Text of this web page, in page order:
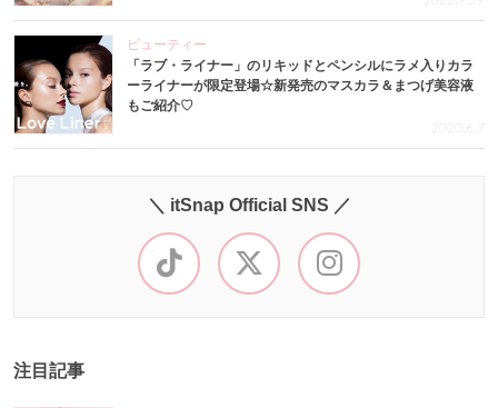
ビューティー
「ラブ・ライナー」のリキッドとペンシルにラメ入りカラ
ーライナーが限定登場☆新発売のマスカラ＆まつげ美容液
もご紹介♡
2020.6.7
＼ itSnap Official SNS ／
注目記事